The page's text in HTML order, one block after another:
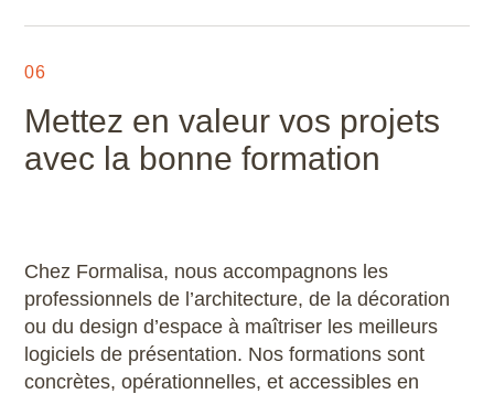
06
Mettez en valeur vos projets
avec la bonne formation
Chez Formalisa, nous accompagnons les
professionnels de l’architecture, de la décoration
ou du design d’espace à maîtriser les meilleurs
logiciels de présentation. Nos formations sont
concrètes, opérationnelles, et accessibles en